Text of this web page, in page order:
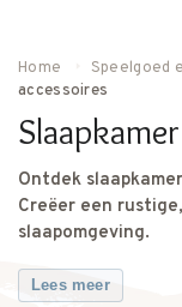
Home Speelgoed
accessoires
Ontdek
Creëer een
slaapomgeving.
Lees meer